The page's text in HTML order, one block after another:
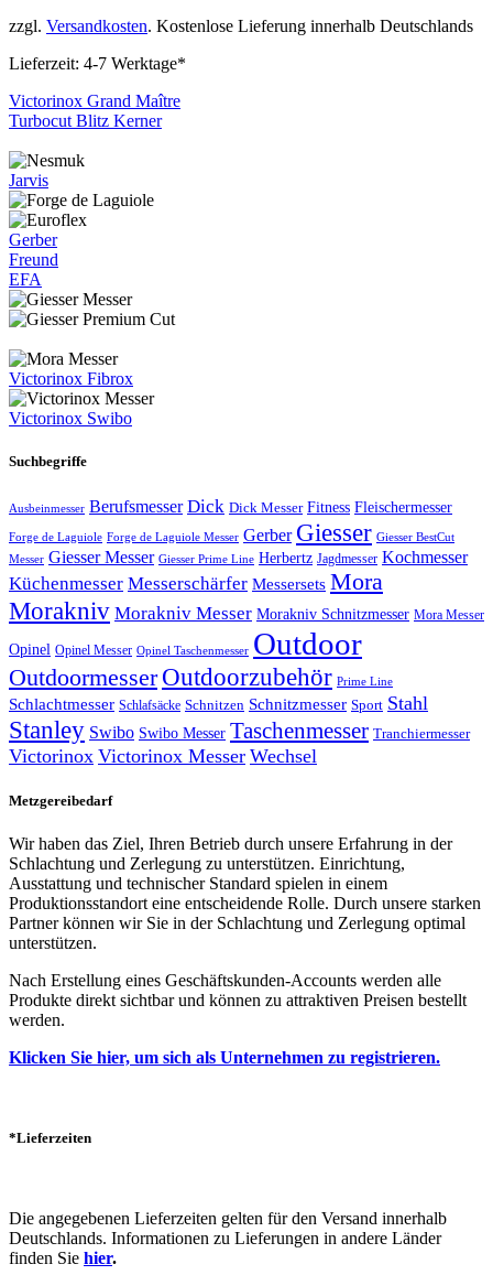
zzgl. Versandkosten. Kostenlose Lieferung innerhalb Deutschlands
Lieferzeit: 4-7 Werktage*
Victorinox Grand Maître
Turbocut Blitz Kerner
Jarvis
Gerber
Freund
EFA
Victorinox Fibrox
Victorinox Swibo
Suchbegriffe
Ausbeinmesser Berufsmesser Dick Dick Messer Fitness Fleischermesser
Forge de Laguiole Forge de Laguiole Messer Gerber Giesser Giesser BestCut
Messer Giesser Messer Giesser Prime Line Herbertz Jagdmesser Kochmesser
Küchenmesser Messerschärfer Messersets Mora
Morakniv Morakniv Messer Morakniv Schnitzmesser Mora Messer
Opinel Opinel Messer Opinel Taschenmesser Outdoor
Outdoormesser Outdoorzubehör Prime Line
Schlachtmesser Schlafsäcke Schnitzen Schnitzmesser Sport Stahl
Stanley Swibo Swibo Messer Taschenmesser Tranchiermesser
Victorinox Victorinox Messer Wechsel
Metzgereibedarf
Wir haben das Ziel, Ihren Betrieb durch unsere Erfahrung in der
Schlachtung und Zerlegung zu unterstützen. Einrichtung,
Ausstattung und technischer Standard spielen in einem
Produktionsstandort eine entscheidende Rolle. Durch unsere starken
Partner können wir Sie in der Schlachtung und Zerlegung optimal
unterstützen.
Nach Erstellung eines Geschäftskunden-Accounts werden alle
Produkte direkt sichtbar und können zu attraktiven Preisen bestellt
werden.
Klicken Sie hier, um sich als Unternehmen zu registrieren.
*Lieferzeiten
Die angegebenen Lieferzeiten gelten für den Versand innerhalb
Deutschlands. Informationen zu Lieferungen in andere Länder
finden Sie hier.